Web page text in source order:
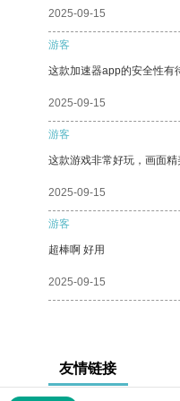
2025-09-15
游客
这款加速器app的安全性有
2025-09-15
游客
这款游戏非常好玩，画面精
2025-09-15
游客
超棒啊 好用
2025-09-15
友情链接